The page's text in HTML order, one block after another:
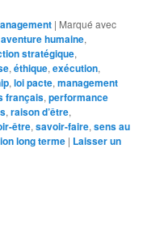
| Marqué avec
aventure humaine,
stratégique,
,éthique,exécution,
,loi pacte,management
français,performance
,raison d’être,
être,savoir-faire,sens au
long terme | Laisser un